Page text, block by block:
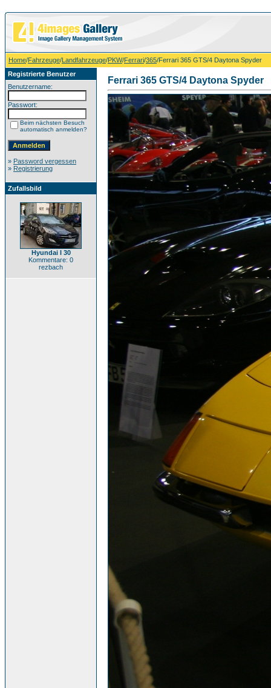
Home/Fahrzeuge/Landfahrzeuge/PKW/Ferrari/365/Ferrari 365 GTS/4 Daytona Spyder
Registrierte Benutzer
Benutzername:
Passwort:
Beim nächsten Besuch
automatisch anmelden?
» Password vergessen
» Registrierung
Zufallsbild
Hyundai I 30
Kommentare: 0
rezbach
Ferrari 365 GTS/4 Daytona Spyder